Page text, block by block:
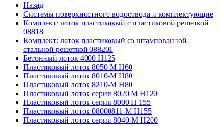
Назад
Системы поверхностного водоотвода и комплектующие
Комплект: лоток пластиковый с пластиковой решеткой
08818
Комплект: лоток пластиковый со штампованной
стальной решеткой 088201
Бетонный лоток 4000 Н125
Пластиковый лоток 8050-М H60
Пластиковый лоток 8010-М H80
Пластиковый лоток 8210-М H80
Пластиковый лоток серии 8020 М H120
Пластиковый лоток серии 8000 Н 155
Пластиковый лоток 08000811-М H155
Пластиковый лоток серии 8040-М H200